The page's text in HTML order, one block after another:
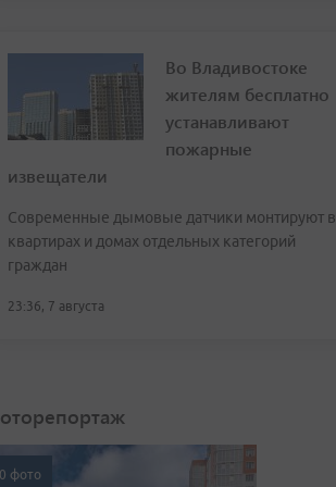
Во Владивостоке
жителям бесплатно
устанавливают
пожарные
извещатели
Современные дымовые датчики монтируют в
квартирах и домах отдельных категорий
граждан
23:36, 7 августа
фото